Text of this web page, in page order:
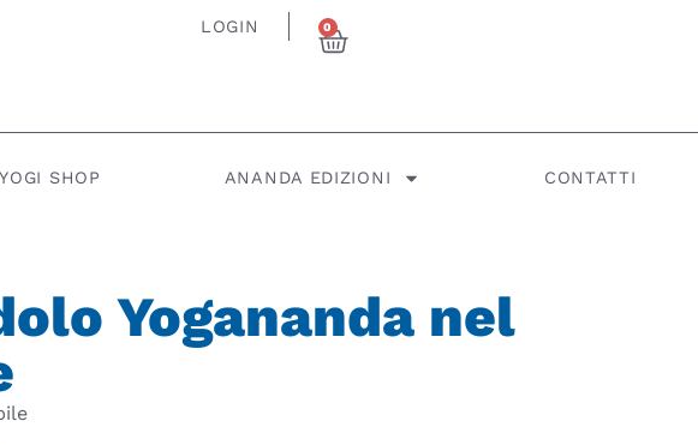
LOGIN 0
YOGI SHOP ANANDA EDIZIONI CONTATTI
Yogananda nel